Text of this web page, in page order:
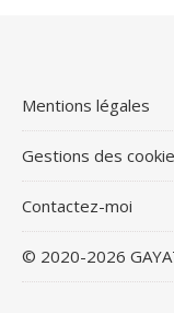
Mentions légales
Gestions des
Contactez-moi
© 2020-2026